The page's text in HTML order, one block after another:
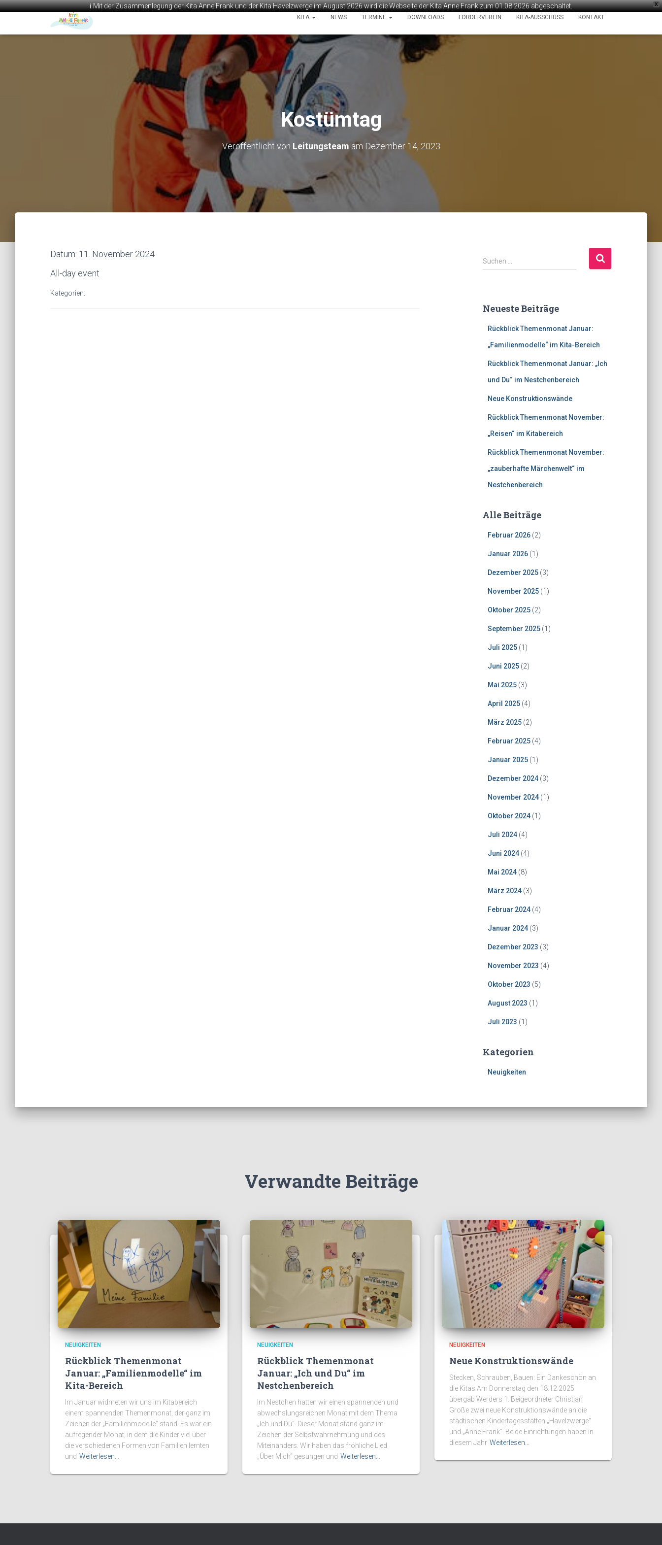
X
ℹ️ Mit der Zusammenlegung der Kita Anne Frank und der Kita Havelzwerge im August 2026 wird die Webseite der Kita Anne Frank zum 01.08.2026 abgeschaltet.
KITA NEWS TERMINE DOWNLOADS FÖRDERVEREIN KITA-AUSSCHUSS KONTAKT
Kostümtag
Veröffentlicht von Leitungsteam am Dezember 14, 2023
Datum: 11. November 2024
All-day event
Kategorien:
S
u
n
Suchen …
Neueste Beiträge
Rückblick Themenmonat Januar:
„Familienmodelle“ im Kita-Bereich
Rückblick Themenmonat Januar: „Ich
und Du“ im Nestchenbereich
Neue Konstruktionswände
Rückblick Themenmonat November:
„Reisen“ im Kitabereich
Rückblick Themenmonat November:
„zauberhafte Märchenwelt“ im
Nestchenbereich
Alle Beiträge
Februar 2026(2)
Januar 2026(1)
Dezember 2025(3)
November 2025(1)
Oktober 2025(2)
September 2025(1)
Juli 2025(1)
Juni 2025(2)
Mai 2025(3)
April 2025(4)
März 2025(2)
Februar 2025(4)
Januar 2025(1)
Dezember 2024(3)
November 2024(1)
Oktober 2024(1)
Juli 2024(4)
Juni 2024(4)
Mai 2024(8)
März 2024(3)
Februar 2024(4)
Januar 2024(3)
Dezember 2023 (3)
November 2023 (4)
Oktober 2023 (5)
August 2023 (1)
Juli 2023 (1)
Kategorien
Neuigkeiten
Verwandte Beiträge
NEUIGKEITEN
Rückblick Themenmonat
Januar: „Familienmodelle“ im
Kita-Bereich
Im Januar widmeten wir uns im Kitabereich
einem spannenden Themenmonat, der ganz im
Zeichen der „Familienmodelle“ stand. Es war ein
aufregender Monat, in dem die Kinder viel über
die verschiedenen Formen von Familien lernten
und Weiterlesen…
NEUIGKEITEN
Rückblick Themenmonat
Januar: „Ich und Du“ im
Nestchenbereich
Im Nestchen hatten wir einen spannenden und
abwechslungsreichen Monat mit dem Thema
„Ich und Du“. Dieser Monat stand ganz im
Zeichen der Selbstwahrnehmung und des
Miteinanders. Wir haben das fröhliche Lied
„Über Mich“ gesungen und Weiterlesen…
NEUIGKEITEN
Neue Konstruktionswände
Stecken, Schrauben, Bauen: Ein Dankeschön an
die Kitas Am Donnerstag den 18.12.2025
übergab Werders 1. Beigeordneter Christian
Große zwei neue Konstruktionswände an die
städtischen Kindertagesstätten „Havelzwerge“
und „Anne Frank“. Beide Einrichtungen haben in
diesem Jahr Weiterlesen…